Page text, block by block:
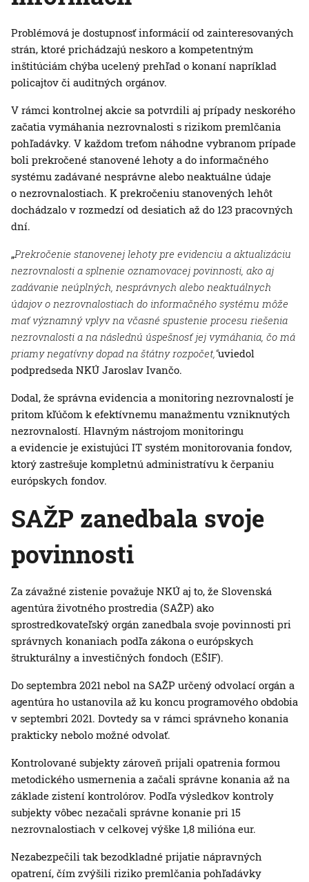
Problémová je dostupnosť informácií od zainteresovaných
strán, ktoré prichádzajú neskoro a kompetentným
inštitúciám chýba ucelený prehľad o konaní napríklad
policajtov či auditných orgánov.
V rámci kontrolnej akcie sa potvrdili aj prípady neskorého
začatia vymáhania nezrovnalosti s rizikom premlčania
pohľadávky. V každom treťom náhodne vybranom prípade
boli prekročené stanovené lehoty a do informačného
systému zadávané nesprávne alebo neaktuálne údaje
o nezrovnalostiach. K prekročeniu stanovených lehôt
dochádzalo v rozmedzí od desiatich až do 123 pracovných
dní.
„Prekročenie stanovenej lehoty pre evidenciu a aktualizáciu
nezrovnalosti a splnenie oznamovacej povinnosti, ako aj
zadávanie neúplných, nesprávnych alebo neaktuálnych
údajov o nezrovnalostiach do informačného systému môže
mať významný vplyv na včasné spustenie procesu riešenia
nezrovnalosti a na následnú úspešnosť jej vymáhania, čo má
priamy negatívny dopad na štátny rozpočet,“uviedol
podpredseda NKÚ Jaroslav Ivančo.
Dodal, že správna evidencia a monitoring nezrovnalostí je
pritom kľúčom k efektívnemu manažmentu vzniknutých
nezrovnalostí. Hlavným nástrojom monitoringu
a evidencie je existujúci IT systém monitorovania fondov,
ktorý zastrešuje kompletnú administratívu k čerpaniu
európskych fondov.
SAŽP zanedbala svoje
povinnosti
Za závažné zistenie považuje NKÚ aj to, že Slovenská
agentúra životného prostredia (SAŽP) ako
sprostredkovateľský orgán zanedbala svoje povinnosti pri
správnych konaniach podľa zákona o európskych
štrukturálny a investičných fondoch (EŠIF).
Do septembra 2021 nebol na SAŽP určený odvolací orgán a
agentúra ho ustanovila až ku koncu programového obdobia
v septembri 2021. Dovtedy sa v rámci správneho konania
prakticky nebolo možné odvolať.
Kontrolované subjekty zároveň prijali opatrenia formou
metodického usmernenia a začali správne konania až na
základe zistení kontrolórov. Podľa výsledkov kontroly
subjekty vôbec nezačali správne konanie pri 15
nezrovnalostiach v celkovej výške 1,8 milióna eur.
Nezabezpečili tak bezodkladné prijatie nápravných
opatrení, čím zvýšili riziko premlčania pohľadávky